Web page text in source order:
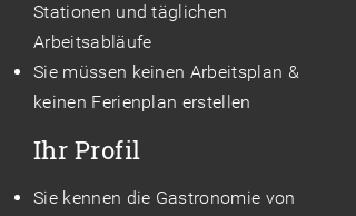
Stationen und täglichen
Arbeitsabläufe
Sie müssen keinen Arbeitsplan &
keinen Ferienplan erstellen
Ihr Profil
Sie kennen die Gastronomie von